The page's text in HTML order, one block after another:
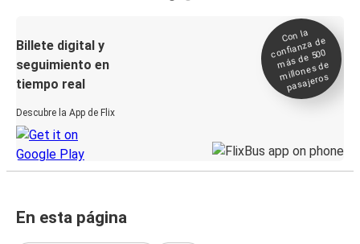
Billete digital y
seguimiento en
tiempo real
Descubre la App de Flix
Con la
confianza de
más de 500
millones de
pasajeros
En esta página